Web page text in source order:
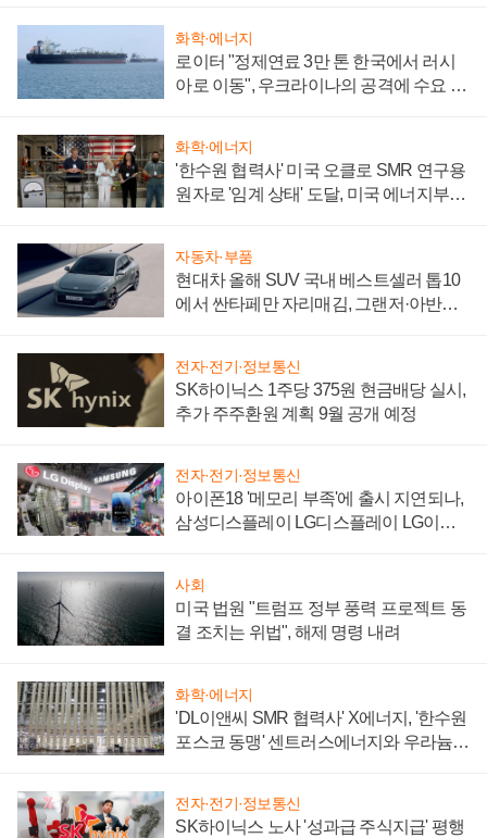
화학·에너지
로이터 "정제연료 3만 톤 한국에서 러시
아로 이동", 우크라이나의 공격에 수요 늘
화학·에너지
'한수원 협력사' 미국 오클로 SMR 연구용
원자로 '임계 상태' 도달, 미국 에너지부
자동차·부품
현대차 올해 SUV 국내 베스트셀러 톱10
에서 싼타페만 자리매김, 그랜저·아반떼
전자·전기·정보통신
SK하이닉스 1주당 375원 현금배당 실시,
추가 주주환원 계획 9월 공개 예정
전자·전기·정보통신
아이폰18 '메모리 부족'에 출시 지연되나,
삼성디스플레이 LG디스플레이 LG이노
사회
미국 법원 "트럼프 정부 풍력 프로젝트 동
결 조치는 위법", 해제 명령 내려
화학·에너지
'DL이앤씨 SMR 협력사' X에너지, '한수원
포스코 동맹' 센트러스에너지와 우라늄
전자·전기·정보통신
SK하이닉스 노사 '성과급 주식지급' 평행